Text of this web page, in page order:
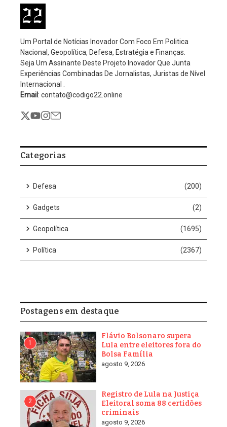
Reconhecimento facial
localiza empresário foragido
a 23 anos
PorEditorial Código 22 Nenhum comentário
3 Mins Read
Atualizado: janeiro 23, 20268:00 am
Sistema de reconhecimento facial da Bahia localiza e prende
para a prisão do empresário paulista Sérgio Nahas, de 61 anos,
no último sábado (17), na Praia do Forte, litoral norte do estado.
Nahas estava foragido desde junho de 2025, quando a Justiça
expediu mandado de prisão após condenação pelo assassinato
da esposa, Fernanda Orfali, ocorrido em 2002 em São Paulo.
A tecnologia, que monitora rostos em tempo real por meio de
câmeras instaladas em locais estratégicos, comparou os traços
faciais do suspeito com o banco de dados de procurados e
emitiu alerta imediato para abordagem policial.